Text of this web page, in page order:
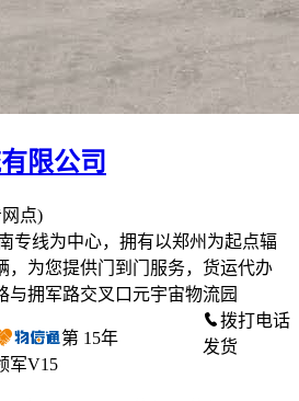
限公司
点)
专线为中心，拥有以郑州为起点辐
，为您提供门到门服务，货运代办
与拥军路交叉口元宇宙物流园
第 15年
军V15
拨打电话
发货